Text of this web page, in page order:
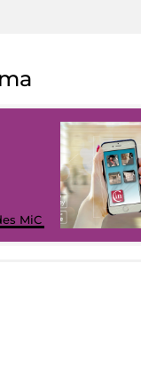
MiC